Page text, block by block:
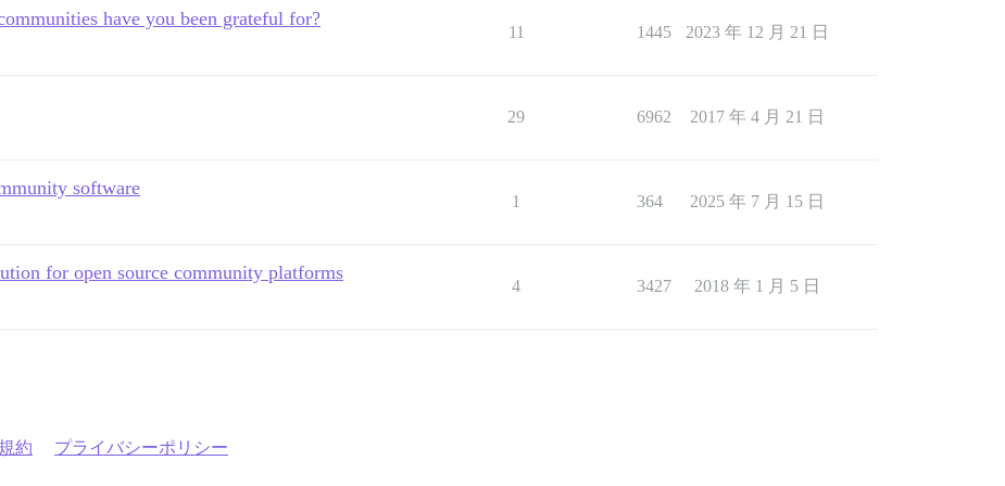
have you been grateful for?
11 1445 2023 年 12 月 21 日
29 6962 2017 年 4 月 21 日
software
1 364 2025 年 7 月 15 日
for open source community platforms
4 3427 2018 年 1 月 5 日
約 プライバシーポリシー